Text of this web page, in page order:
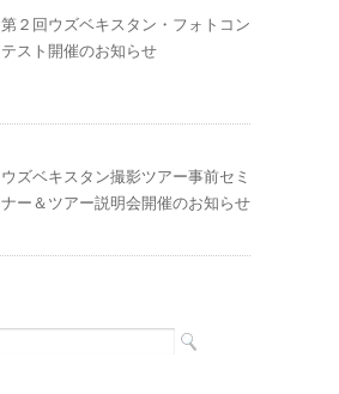
第２回ウズベキスタン・フォトコン
テスト開催のお知らせ
ウズベキスタン撮影ツアー事前セミ
ナー＆ツアー説明会開催のお知らせ